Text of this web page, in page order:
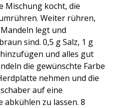
Mischung kocht, die
Weiter rühren,
legt und
sind. 0,5 g Salz, 1 g
und alles gut
die gewünschte Farbe
nehmen und die
auf eine
abkühlen zu lassen. 8